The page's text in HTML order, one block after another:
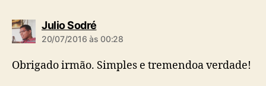
Julio Sodréd
i
:
20/07/2016 às 00:28
Obrigado irmão. Simples e tremendoa verdade!